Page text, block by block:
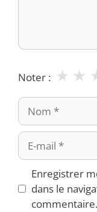
Noter : ★
★
Nom
E-
mail
Enregistrer
dans le
commentaire.